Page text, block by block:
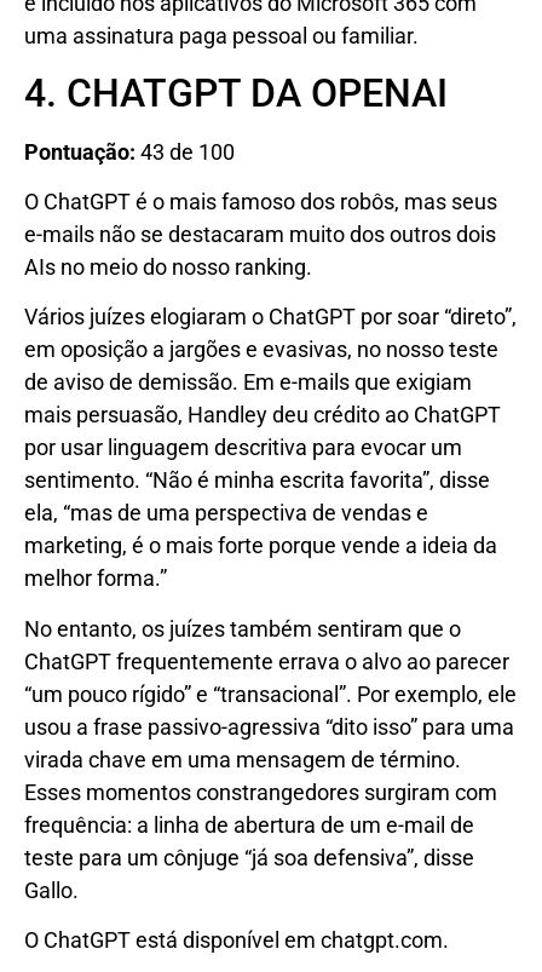
uma assinatura paga pessoal ou familiar.
4. CHATGPT DA OPENAI
Pontuação: 43 de 100
O ChatGPT é o mais famoso dos robôs, mas seus
e-mails não se destacaram muito dos outros dois
AIs no meio do nosso ranking.
Vários juízes elogiaram o ChatGPT por soar “direto”,
em oposição a jargões e evasivas, no nosso teste
de aviso de demissão. Em e-mails que exigiam
mais persuasão, Handley deu crédito ao ChatGPT
por usar linguagem descritiva para evocar um
sentimento. “Não é minha escrita favorita”, disse
ela, “mas de uma perspectiva de vendas e
marketing, é o mais forte porque vende a ideia da
melhor forma.”
No entanto, os juízes também sentiram que o
ChatGPT frequentemente errava o alvo ao parecer
“um pouco rígido” e “transacional”. Por exemplo, ele
usou a frase passivo-agressiva “dito isso” para uma
virada chave em uma mensagem de término.
Esses momentos constrangedores surgiram com
frequência: a linha de abertura de um e-mail de
teste para um cônjuge “já soa defensiva”, disse
Gallo.
O ChatGPT está disponível em chatgpt.com.